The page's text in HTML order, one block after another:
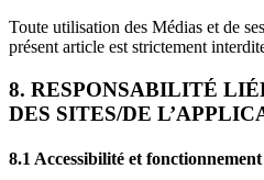
Toute utilisation des Médias et de
présent article est strictement
8. RESPONSABILITÉ
DES SITES/DE
8.1 Accessibilité et